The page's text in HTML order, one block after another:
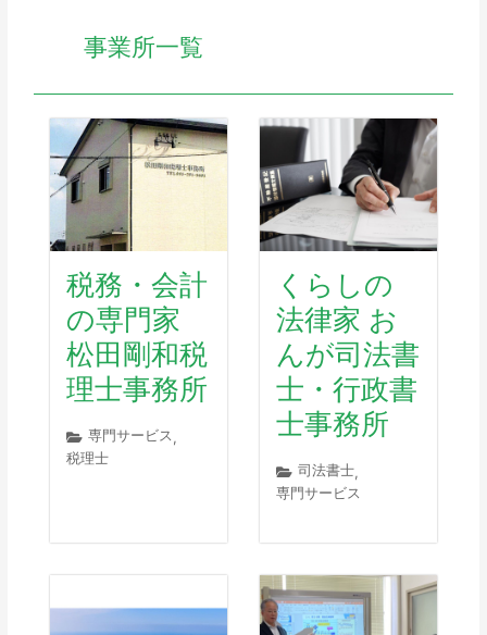
事業所一覧
税務・会計
の専門家
松田剛和税
理士事務所
専門サービス,
税理士
くらしの
法律家 お
んが司法書
士・行政書
士事務所
司法書士,
専門サービス